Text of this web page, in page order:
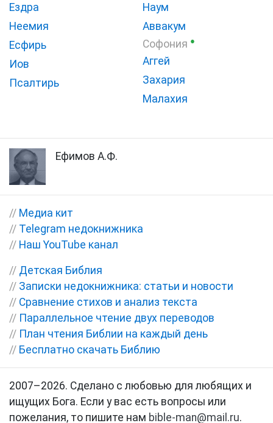
Ездра
Неемия
Есфирь
Иов
Псалтирь
Наум
Аввакум
Софония ●
Аггей
Захария
Малахия
Ефимов А.Ф.
// Медиа кит
// Telegram недокнижника
// Наш YouTube канал
// Детская Библия
// Записки недокнижника: статьи и новости
// Сравнение стихов и анализ текста
// Параллельное чтение двух переводов
// План чтения Библии на каждый день
// Бесплатно скачать Библию
2007–2026. Сделано с любовью для любящих и
ищущих Бога. Если у вас есть вопросы или
пожелания, то пишите нам bible-man@mail.ru.